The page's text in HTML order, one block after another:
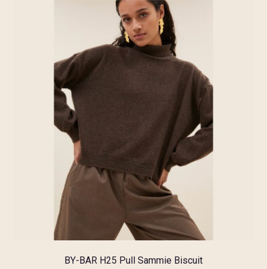
BY-BAR H25 Pull Sammie Biscuit